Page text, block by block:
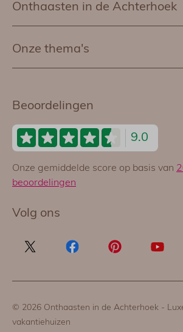
Onthaasten in de Achterhoek
Onze thema's
Beoordelingen
9.0
Onze gemiddelde score op basis van
beoordelingen
Volg ons
© 2026 Onthaasten in de Achterhoek -
vakantiehuizen